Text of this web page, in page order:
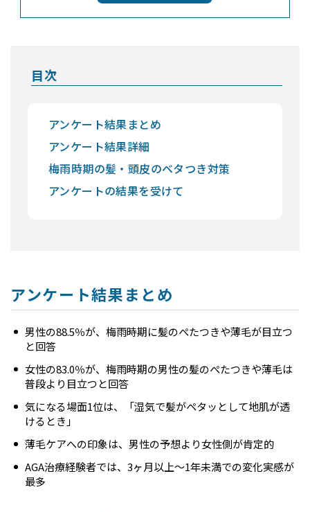
目次
アンケート結果まとめ
アンケート結果詳細
梅雨時期の髪・頭皮のベタつき対策
アンケートの結果を受けて
アンケート結果まとめ
男性の88.5％が、梅雨時期に髪のぺたつきや薄毛が目立つ
と回答
女性の83.0％が、梅雨時期の男性の髪のぺたつきや薄毛は
普段より目立つと回答
気になる場面1位は、「湿気で髪がペタッとして地肌が透
けるとき」
薄毛ケアへの印象は、男性の予想より女性側が肯定的
AGA治療経験者では、3ヶ月以上～1年未満での変化実感が
最多